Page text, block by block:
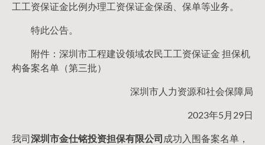
工工资保证金比例办理工资保证金保函、保单等业务。
特此公告。
附件：深圳市工程建设领域农民工工资保证金 担保机
构备案名单（第三批）
深圳市人力资源和社会保障局
2023年5月29日
我司深圳市金仕铭投资担保有限公司 成功入围备案名单，